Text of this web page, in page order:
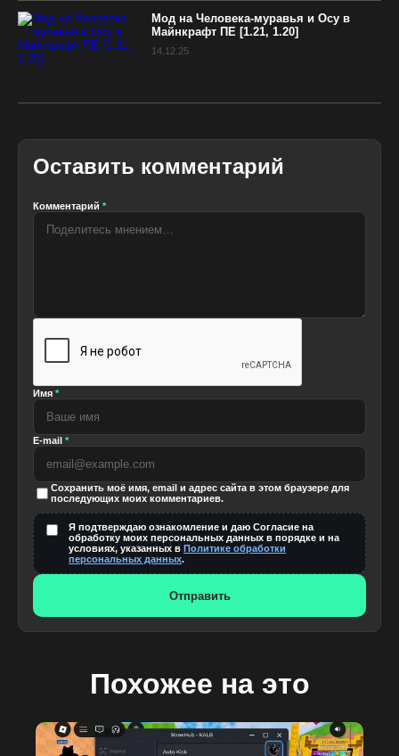
Мод на Человека-муравья и Осу в
Майнкрафт ПЕ [1.21, 1.20]
14.12.25
Оставить комментарий
Комментарий *
Имя *
E-mail *
Сохранить моё имя, email и адрес сайта в этом браузере для
последующих моих комментариев.
Я подтверждаю ознакомление и даю Согласие на
обработку моих персональных данных в порядке и на
условиях, указанных в Политике обработки
персональных данных.
Отправить
Похожее на это